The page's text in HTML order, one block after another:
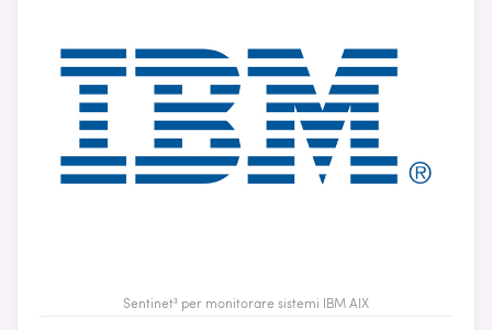
Sentinet³ per monitorare sistemi IBM AIX